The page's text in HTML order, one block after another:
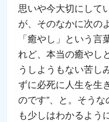
思いや今大切にして
が、そのなかに次の
「癒やし」という
れど、本当の癒やし
うしようもない苦し
ずに必死に人生を生
のです”、と。そう
も少しはわかるよう